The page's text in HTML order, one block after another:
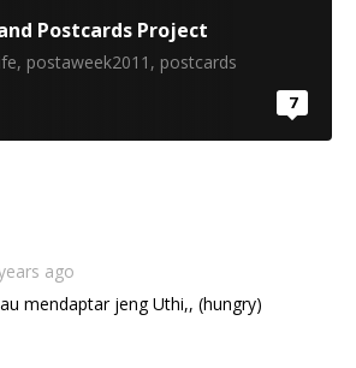
Postcards Project
, postaweek2011 , postcards
7
ago
mendaptar jeng Uthi,, (hungry)